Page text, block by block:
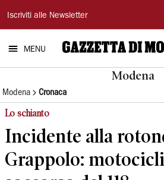
Gazzetta
di
Modena
Iscriviti alle Newsletter
MENU
Modena
Modena Cronaca
Lo schianto
Incidente alla
Grappolo: